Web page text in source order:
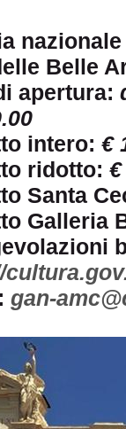
Belle
apertura:
intero: €
ridotto: €
Santa
Galleria
gan-